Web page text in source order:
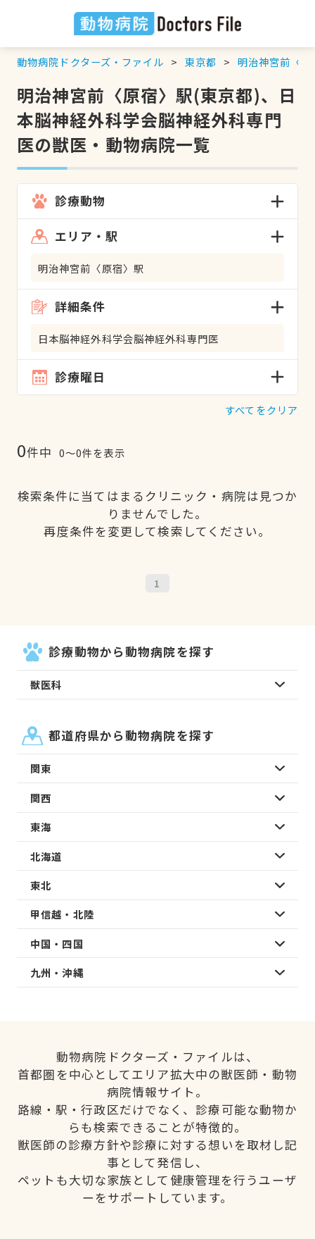
動物病院ドクターズ・ファイル 東京都 明治神宮前〈原
明治神宮前〈原宿〉駅(東京都)、日
本脳神経外科学会脳神経外科専門
医の獣医・動物病院一覧
診療動物
エリア・駅
明治神宮前〈原宿〉駅
詳細条件
日本脳神経外科学会脳神経外科専門医
診療曜日
すべてをクリア
0件中 0〜0件を表示
検索条件に当てはまるクリニック・病院は見つか
りませんでした。
再度条件を変更して検索してください。
1
診療動物から動物病院を探す
獣医科
都道府県から動物病院を探す
関東
関西
東海
北海道
東北
甲信越・北陸
中国・四国
九州・沖縄
動物病院ドクターズ・ファイルは、
首都圏を中心としてエリア拡大中の獣医師・動物
病院情報サイト。
路線・駅・行政区だけでなく、診療可能な動物か
らも検索できることが特徴的。
獣医師の診療方針や診療に対する想いを取材し記
事として発信し、
ペットも大切な家族として健康管理を行うユーザ
ーをサポートしています。